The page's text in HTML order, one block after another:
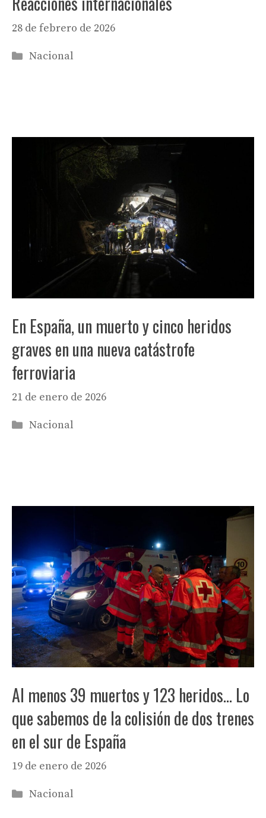
28 de febrero de 2026
Categorías
Nacional
En España, un muerto y cinco heridos
graves en una nueva catástrofe
ferroviaria
21 de enero de 2026
Categorías
Nacional
Al menos 39 muertos y 123 heridos… Lo
que sabemos de la colisión de dos trenes
en el sur de España
19 de enero de 2026
Categorías
Nacional